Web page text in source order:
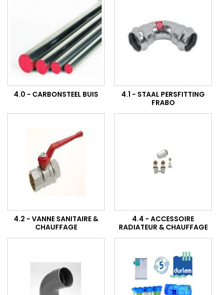
4.0 - CARBONSTEEL BUIS
4.1 - STAAL PERSFITTING
FRABO
4.2 - VANNE SANITAIRE &
CHAUFFAGE
4.4 - ACCESSOIRE
RADIATEUR & CHAUFFAGE